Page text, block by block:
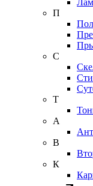
П
С
Т
А
В
К